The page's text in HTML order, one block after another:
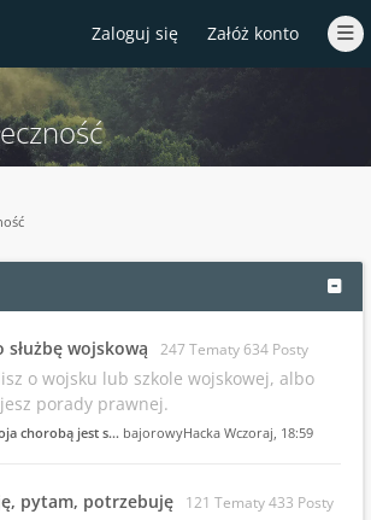
Zaloguj się Załóż konto
służbę wojskową 247 Tematy 634 Posty
o wojsku lub szkole wojskowej, albo
porady prawnej.
chorobą jest s… bajorowyHacka Wczoraj, 18:59
pytam, potrzebuję 121 Tematy 433 Posty